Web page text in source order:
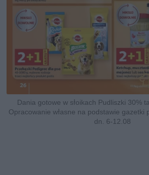
Dania gotowe w słoikach Pudliszki 30%
Opracowanie własne na podstawie gazetki
dn. 6-12.08